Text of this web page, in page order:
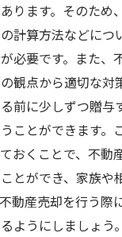
ります。そのため
計算方法などにつ
必要です。また、
観点から適切な対
前に少しずつ贈与
ことができます。
おくことで、不動
とができ、家族や
動産売却を行う際
ようにしましょう。